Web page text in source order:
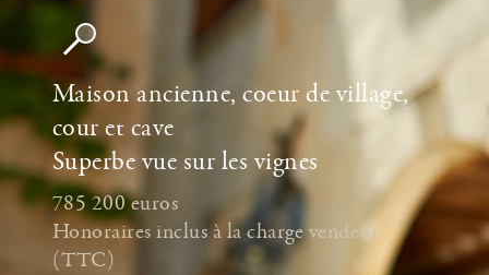
Contact
Fermer
Maison ancienne, coeur de village,
cour et cave
Superbe vue sur les vignes
785 200 euros
Honoraires inclus à la charge vendeur
(TTC)